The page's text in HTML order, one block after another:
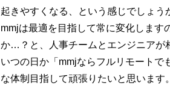
起きやすくなる、という感じでしょう
mmjは最適を目指して常に変化します
か…？と、人事チームとエンジニアが
いつの日か「mmjならフルリモートで
な体制目指して頑張りたいと思います。